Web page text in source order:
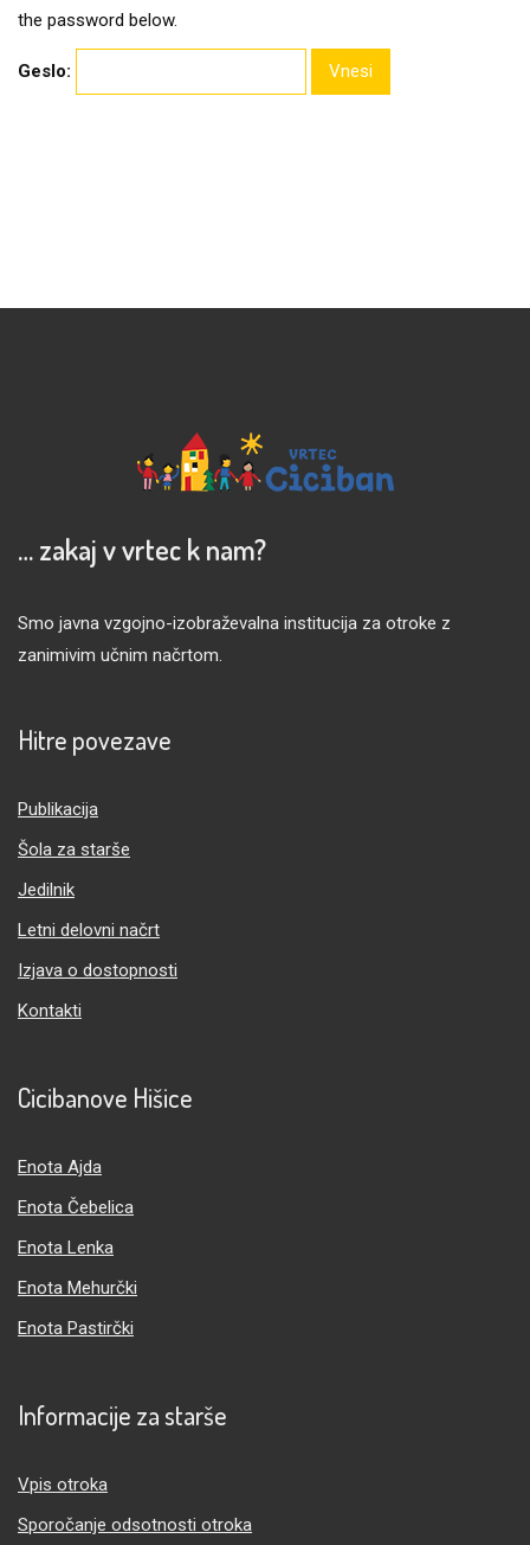
the password below.
Geslo:
… zakaj v vrtec k nam?
Smo javna vzgojno-izobraževalna institucija za otroke z
zanimivim učnim načrtom.
Hitre povezave
Publikacija
Šola za starše
Jedilnik
Letni delovni načrt
Izjava o dostopnosti
Kontakti
Cicibanove Hišice
Enota Ajda
Enota Čebelica
Enota Lenka
Enota Mehurčki
Enota Pastirčki
Informacije za starše
Vpis otroka
Sporočanje odsotnosti otroka